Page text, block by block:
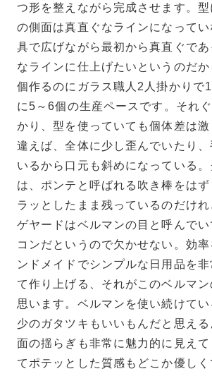
つ形を整えながら完成させます。型
の側面は真直ぐなラインになって
具で広げながら最初から真直ぐで
なラインに仕上げたいというのだ
個作るのにガラス職人2人掛かりで
に5～6個の生産ペースです。それ
かり、型を使っていても個体差は
違えば、全体に少し歪んでいたり
いるから口元も斜めになっている
は、ポンテと呼ばれる吹き棒をは
ラッとしたまま残っているのだけ
ゲヤードはベルマンの目と呼んでい
コンだというので欠かせない。効
ンドメイドでシンプルな日用品を
て作り上げる、それがこのベルマン
思います。ベルマンを使い続けて
少のガタツキもいいもんだと思え
面の揺らぎも非常に魅力的に見えて
てポテッとした質感もどこか優し